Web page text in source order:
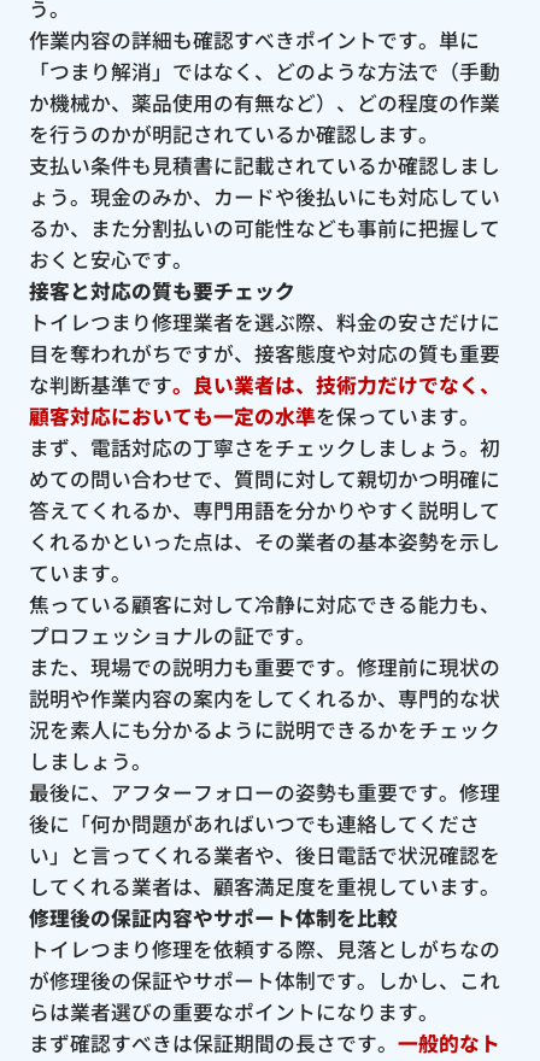
う。
作業内容の詳細も確認すべきポイントです。単に
「つまり解消」ではなく、どのような方法で（手動
か機械か、薬品使用の有無など）、どの程度の作業
を行うのかが明記されているか確認します。
支払い条件も見積書に記載されているか確認しまし
ょう。現金のみか、カードや後払いにも対応してい
るか、また分割払いの可能性なども事前に把握して
おくと安心です。
接客と対応の質も要チェック
トイレつまり修理業者を選ぶ際、料金の安さだけに
目を奪われがちですが、接客態度や対応の質も重要
な判断基準です。良い業者は、技術力だけでなく、
顧客対応においても一定の水準を保っています。
まず、電話対応の丁寧さをチェックしましょう。初
めての問い合わせで、質問に対して親切かつ明確に
答えてくれるか、専門用語を分かりやすく説明して
くれるかといった点は、その業者の基本姿勢を示し
ています。
焦っている顧客に対して冷静に対応できる能力も、
プロフェッショナルの証です。
また、現場での説明力も重要です。修理前に現状の
説明や作業内容の案内をしてくれるか、専門的な状
況を素人にも分かるように説明できるかをチェック
しましょう。
最後に、アフターフォローの姿勢も重要です。修理
後に「何か問題があればいつでも連絡してくださ
い」と言ってくれる業者や、後日電話で状況確認を
してくれる業者は、顧客満足度を重視しています。
修理後の保証内容やサポート体制を比較
トイレつまり修理を依頼する際、見落としがちなの
が修理後の保証やサポート体制です。しかし、これ
らは業者選びの重要なポイントになります。
まず確認すべきは保証期間の長さです。 一般的なト